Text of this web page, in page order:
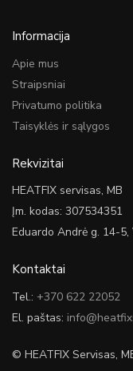
Informacija
Apie mus
Straipsniai
Privatumo politika
Taisyklės ir sąlygos
Rekvizitai
HEATFIX servisas, MB
Įm. kodas: 307534351
Eduardo Andrė g. 14-5,
Kontaktai
Tel.: +370 622 22052
El. paštas:
© HEATFIX Servisas,